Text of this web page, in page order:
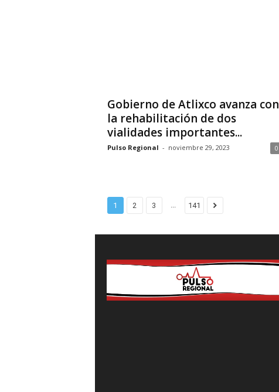
Gobierno de Atlixco avanza con
la rehabilitación de dos
vialidades importantes...
Pulso Regional - noviembre 29, 2023 0
1 2 3 ... 141